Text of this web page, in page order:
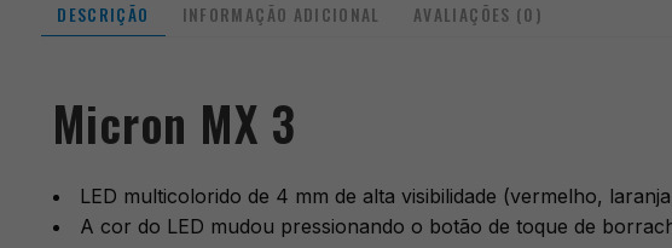
DESCRIÇÃO INFORMAÇÃO ADICIONAL AVALIAÇÕES (0)
Micron MX 3
LED multicolorido de 4 mm de alta visibilidade (vermelho,
A cor do LED mudou pressionando o botão de toque de